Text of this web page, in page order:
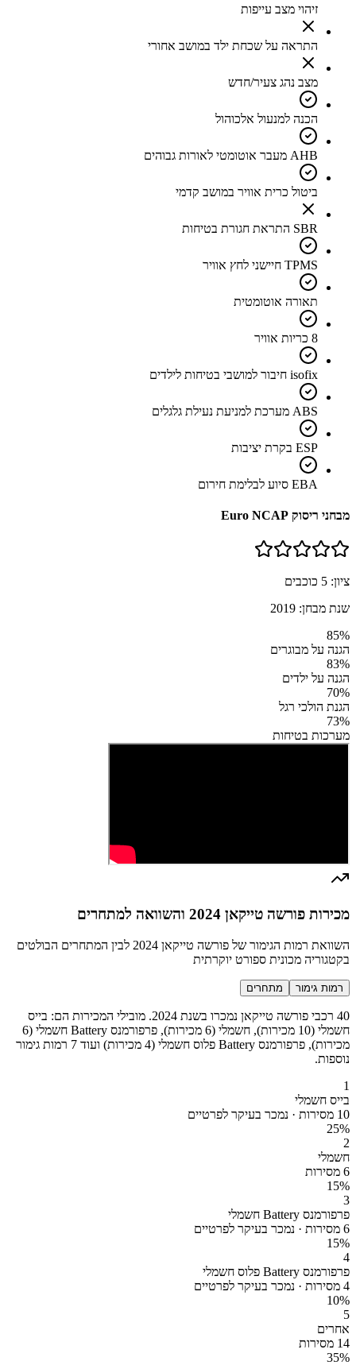
זיהוי מצב עייפות
התראה על שכחת ילד במושב אחורי
מצב נהג צעיר/חדש
הכנה למנעול אלכוהול
AHB מעבר אוטומטי לאורות גבוהים
ביטול כרית אוויר במושב קדמי
SBR התראת חגורת בטיחות
TPMS חיישני לחץ אוויר
תאורה אוטומטית
8 כריות אוויר
isofix חיבור למושבי בטיחות לילדים
ABS מערכת למניעת נעילת גלגלים
ESP בקרת יציבות
EBA סיוע לבלימת חירום
מבחני ריסוק Euro NCAP
ציון: 5 כוכבים
שנת מבחן: 2019
85%
הגנה על מבוגרים
83%
הגנה על ילדים
70%
הגנת הולכי רגל
73%
מערכות בטיחות
מכירות פורשה טייקאן 2024 והשוואה למתחרים
השוואת רמות הגימור של פורשה טייקאן 2024 לבין המתחרים הבולטים
בקטגוריה מכונית ספורט יוקרתית
רמות גימור מתחרים
40 רכבי פורשה טייקאן נמכרו בשנת 2024. מובילי המכירות הם: בייס
חשמלי (10 מכירות), חשמלי (6 מכירות), פרפורמנס Battery חשמלי (6
מכירות), פרפורמנס Battery פלוס חשמלי (4 מכירות) ועוד 7 רמות גימור
נוספות.
1
בייס חשמלי
10 מסירות · נמכר בעיקר לפרטיים
25%
2
חשמלי
6 מסירות
15%
3
פרפורמנס Battery חשמלי
6 מסירות · נמכר בעיקר לפרטיים
15%
4
פרפורמנס Battery פלוס חשמלי
4 מסירות · נמכר בעיקר לפרטיים
10%
5
אחרים
14 מסירות
35%